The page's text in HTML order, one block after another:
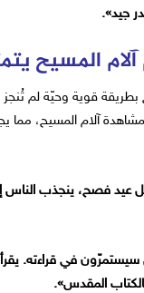
جيد».
المسيح
يسوع المسيح بطريقة قوية
آلام المسيح، مما
عيد فصح، ينجذب الناس
في قراءته.
المقدس».